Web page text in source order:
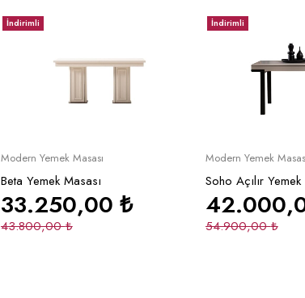
İndirimli
Sepete Ekle
Modern Yemek Masası
Beta Yemek Masası
43.800,00₺
33.250,00 ₺
İndirimli
Modern Yemek
Soho Açılır Yemek
54.900,00₺